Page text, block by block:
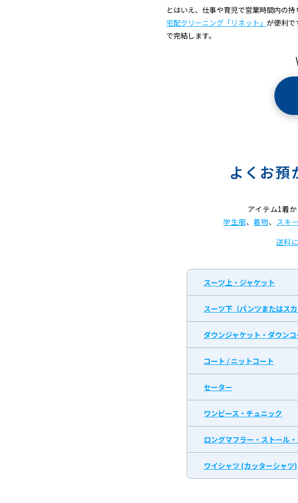
とはいえ、仕事や育児で営業時間内の
宅配クリーニング「リネット」 が便利で
で完結します。
\
よくお預
アイテム1着
学生服、着物、 スキ
送料
スーツ上・ジャケット
スーツ下（パンツまたはスカ
ダウンジャケット・ダウンコ
コート / ニットコート
セーター
ワンピース・チュニック
ロングマフラー・ストール
ワイシャツ (カッターシャツ)